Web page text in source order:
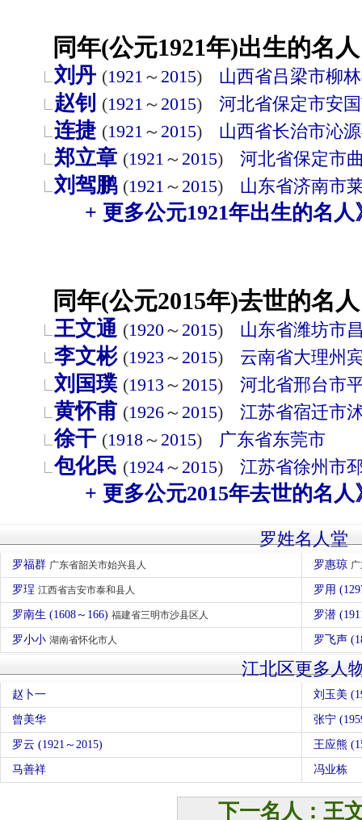
同年(公元1921年)出生的名
刘丹 (1921 ～ 2015) 山西省吕梁市柳
赵钊 (1921 ～ 2015) 河北省保定市安
连捷 (1921 ～ 2015) 山西省长治市沁
郑立章 (1921 ～ 2015) 河北省保定市
刘驾鹏 (1921 ～ 2015) 山东省济南市
+ 更多公元1921年出生的名人
同年(公元2015年)去世的名
王文通 (1920～ 2015) 山东省潍坊市
李文彬 (1923 ～ 2015) 云南省大理州
刘国璞 (1913 ～ 2015) 河北省邢台市
黄怀甫 (1926～ 2015) 江苏省宿迁市
徐干 (1918～ 2015) 广东省东莞市
包化民 (1924～ 2015) 江苏省徐州市
+ 更多公元2015年去世的名人
罗姓名人堂
罗福群 广东省韶关市始兴县人 罗惠琼
罗珵 江西省吉安市泰和县人 罗用
罗南生 (1608～166) 福建省三明市沙县区人 罗潜
罗小小 湖南省怀化市人 罗飞声
江北区更多人
赵卜一 刘玉美
曾美华 张宁
罗云 (1921～2015) 王应熊
马善祥 冯业栋
下一名人：王